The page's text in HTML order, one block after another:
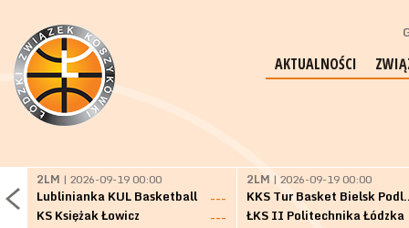
AKTUALNOŚCI
2LM | 2026-09-19 00:00
Lublinianka KUL Basketball
---
KS Księżak Łowicz
---
2LM | 2026-09-19 00:00
KKS Tur
ŁKS II Politechnika Łódzka